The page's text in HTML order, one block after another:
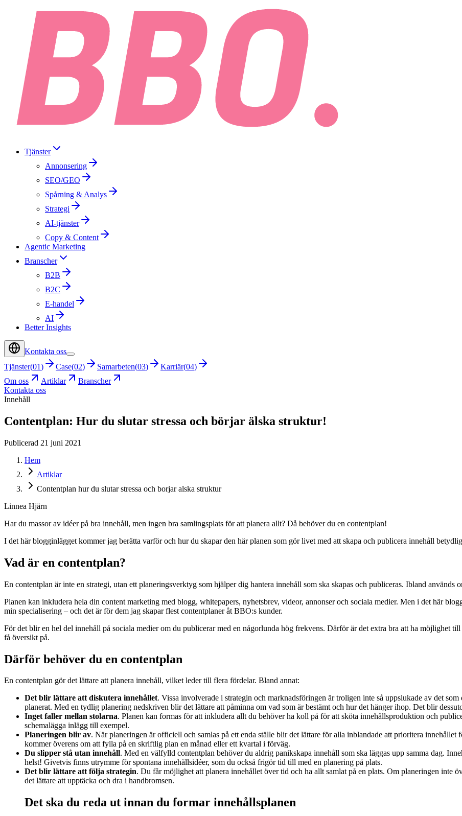
Tjänster
Annonsering
SEO/GEO
Spårning & Analys
Strategi
AI-tjänster
Copy & Content
Agentic Marketing
Branscher
B2B
B2C
E-handel
AI
Better Insights
Kontakta oss
Tjänster(01) Case(02) Samarbeten(03) Karriär(04)
Om oss
Artiklar
Branscher
Kontakta oss
Innehåll
Contentplan: Hur du slutar stressa och börjar älska struktur!
Publicerad 21 juni 2021
Hem
Artiklar
Contentplan hur du slutar stressa och borjar alska struktur
Linnea Hjärn
Har du massor av idéer på bra innehåll, men ingen bra samlingsplats för att planera allt? Då behöver du en contentplan!
I det här blogginlägget kommer jag berätta varför och hur du skapar den här planen som gör livet med att skapa och publicera innehåll
Vad är en contentplan?
En contentplan är inte en strategi, utan ett planeringsverktyg som hjälper dig hantera innehåll som ska skapas och publiceras. Ibland
Planen kan inkludera hela din content marketing med blogg, whitepapers, nyhetsbrev, videor, annonser och sociala medier. Men i det här
min specialisering – och det är för dem jag skapar flest contentplaner åt BBO:s kunder.
För det blir en hel del innehåll på sociala medier om du publicerar med en någorlunda hög frekvens. Därför är det extra bra att ha möjlighet
få översikt på.
Därför behöver du en contentplan
En contentplan gör det lättare att planera innehåll, vilket leder till flera fördelar. Bland annat:
Det blir lättare att diskutera innehållet. Vissa involverade i strategin och marknadsföringen är troligen inte så uppslukade av det
planerat. Med en tydlig planering nedskriven blir det lättare att påminna om vad som är bestämt och hur det hänger ihop. Det blir
Inget faller mellan stolarna. Planen kan formas för att inkludera allt du behöver ha koll på för att sköta innehållsproduktion och
schemalägga inlägg till exempel.
Planeringen blir av. När planeringen är officiell och samlas på ett enda ställe blir det lättare för alla inblandade att prioritera innehållet
kommer överens om att fylla på en skriftlig plan en månad eller ett kvartal i förväg.
Du slipper stå utan innehåll. Med en välfylld contentplan behöver du aldrig panikskapa innehåll som ska läggas upp samma dag.
helst! Givetvis finns utrymme för spontana innehållsidéer, som du också frigör tid till med en planering på plats.
Det blir lättare att följa strategin. Du får möjlighet att planera innehållet över tid och ha allt samlat på en plats. Om planeringen inte
det lättare att upptäcka och dra i handbromsen.
Det ska du reda ut innan du formar innehållsplanen